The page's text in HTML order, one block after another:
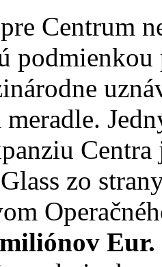
Centrum
Centra
zo
Eur.